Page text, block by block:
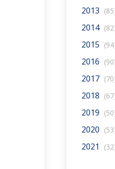
2013
2014
2015
2016
2017
2018
2019
2020
2021